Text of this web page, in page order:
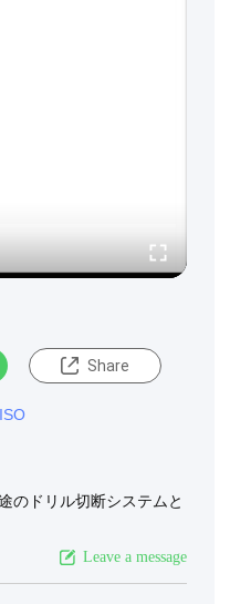
Share
のドリル切断システムと
Leave a message